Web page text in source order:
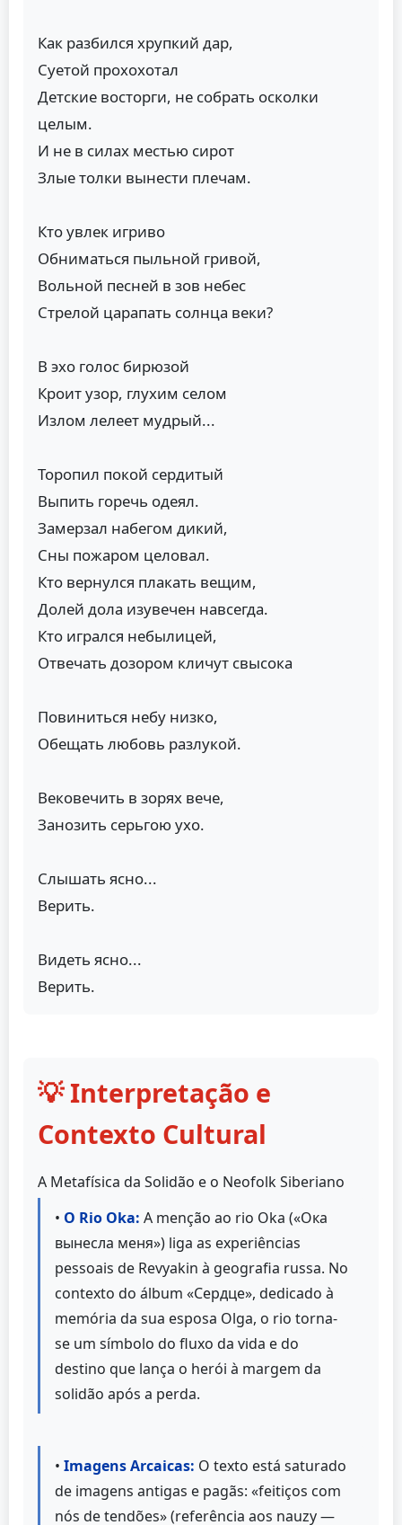
Как разбился хрупкий дар,
Суетой прохохотал
Детские восторги, не собрать осколки
целым.
И не в силах местью сирот
Злые толки вынести плечам.
Кто увлек игриво
Обниматься пыльной гривой,
Вольной песней в зов небес
Стрелой царапать солнца веки?
В эхо голос бирюзой
Кроит узор, глухим селом
Излом лелеет мудрый...
Торопил покой сердитый
Выпить горечь одеял.
Замерзал набегом дикий,
Сны пожаром целовал.
Кто вернулся плакать вещим,
Долей дола изувечен навсегда.
Кто игрался небылицей,
Отвечать дозором кличут свысока
Повиниться небу низко,
Обещать любовь разлукой.
Вековечить в зорях вече,
Занозить серьгою ухо.
Слышать ясно...
Верить.
Видеть ясно...
Верить.
💡 Interpretação e
Contexto Cultural
A Metafísica da Solidão e o Neofolk Siberiano
• O Rio Oka: A menção ao rio Oka («Ока
вынесла меня») liga as experiências
pessoais de Revyakin à geografia russa. No
contexto do álbum «Сердце», dedicado à
memória da sua esposa Olga, o rio torna-
se um símbolo do fluxo da vida e do
destino que lança o herói à margem da
solidão após a perda.
• Imagens Arcaicas: O texto está saturado
de imagens antigas e pagãs: «feitiços com
nós de tendões» (referência aos nauzy —